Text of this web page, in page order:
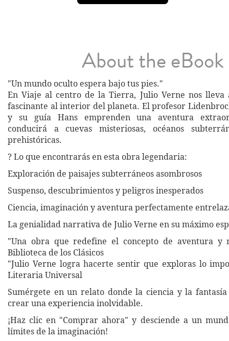
About the eBook
"Un mundo oculto espera bajo tus pies."
En Viaje al centro de la Tierra, Julio Verne nos lleva
fascinante al interior del planeta. El profesor
y su guía Hans emprenden una aventura
conducirá a cuevas misteriosas, océanos
prehistóricas.
? Lo que encontrarás en esta obra legendaria:
Exploración de paisajes subterráneos asombrosos
Suspenso, descubrimientos y peligros inesperados
Ciencia, imaginación y aventura perfectamente
La genialidad narrativa de Julio Verne en su máximo
"Una obra que redefine el concepto de aventura
Biblioteca de los Clásicos
"Julio Verne logra hacerte sentir que exploras lo
Literaria Universal
Sumérgete en un relato donde la ciencia y la
crear una experiencia inolvidable.
¡Haz clic en "Comprar ahora" y desciende a un
límites de la imaginación!